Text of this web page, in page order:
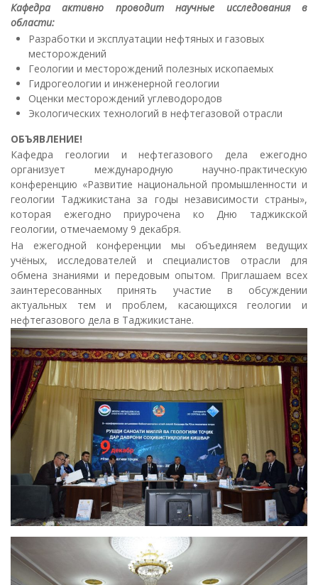
Кафедра активно проводит научные исследования в
области:
Разработки и эксплуатации нефтяных и газовых
месторождений
Геологии и месторождений полезных ископаемых
Гидрогеологии и инженерной геологии
Оценки месторождений углеводородов
Экологических технологий в нефтегазовой отрасли
ОБЪЯВЛЕНИЕ!
Кафедра геологии и нефтегазового дела ежегодно
организует международную научно-практическую
конференцию «Развитие национальной промышленности и
геологии Таджикистана за годы независимости страны»,
которая ежегодно приурочена ко Дню таджикской
геологии, отмечаемому 9 декабря.
На ежегодной конференции мы объединяем ведущих
учёных, исследователей и специалистов отрасли для
обмена знаниями и передовым опытом. Приглашаем всех
заинтересованных принять участие в обсуждении
актуальных тем и проблем, касающихся геологии и
нефтегазового дела в Таджикистане.